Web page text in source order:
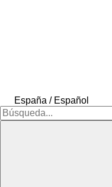
España / Español